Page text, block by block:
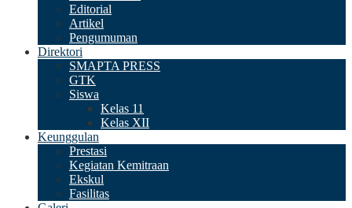
Editorial
Artikel
Pengumuman
Direktori
SMAPTA PRESS
GTK
Siswa
Kelas 11
Kelas XII
Keunggulan
Prestasi
Kegiatan Kemitraan
Ekskul
Fasilitas